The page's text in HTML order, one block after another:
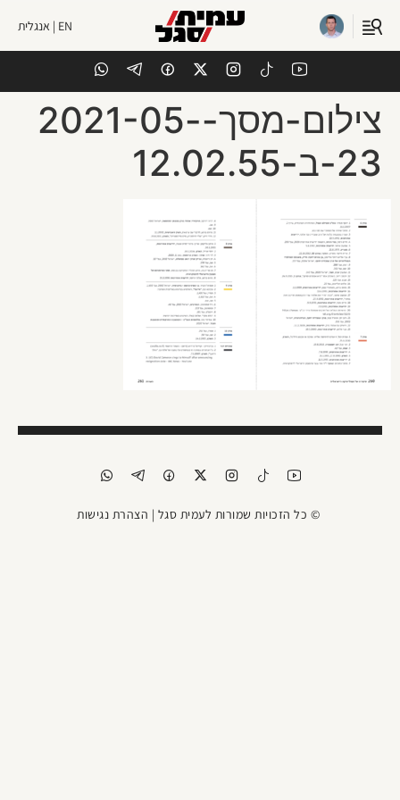
EN | אנגלית
צילום-מסך-2021-05-
23-ב-12.02.55
© כל הזכויות שמורות לעמית סגל | הצהרת נגישות